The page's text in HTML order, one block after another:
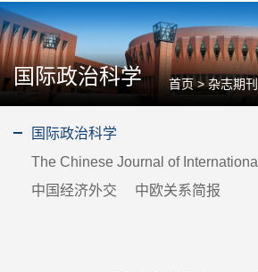
国际政治科学 首页>杂志期刊
国际政治科学
The Chinese Journal of
中国经济外交
中欧关系简报